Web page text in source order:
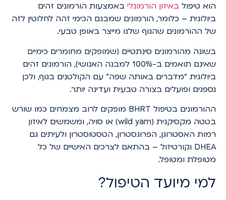
הוא טיפול באיזון הורמונלי באמצעות הורמונים זהים
ביולוגית – כלומר, הורמונים שמבנם הכימי זהה לחלוטין לזה
של ההורמונים שהגוף שלנו מייצר באופן טבעי.
בשונה מהורמונים סינתטיים (שמופקים מחומרים כימיים
שאינם תואמים ב-100% למבנה האנושי), הורמונים זהים
ביולוגית “מדברים באותה שפה” עם הקולטנים בגוף, ולכן
נספגים ופועלים בצורה טבעית ועדינה יותר.
ההורמונים בטיפול BHRT מופקים לרוב מצמחים כמו שורש
בטטה מקסיקנית (wild yam) או סויה, ומשמשים לאיזון
רמות האסטרוגן, הפרוגסטרון, הטסטוסטרון ולעיתים גם
DHEA וקורטיזול – בהתאם לצרכים האישיים של כל
מטופלת ומטופל.
למי מיועד הטיפול?